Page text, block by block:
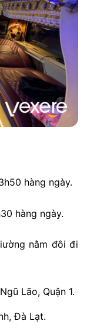
hàng ngày.
hàng ngày.
nằm đôi đi
Lão, Quận 1.
Đà Lạt.